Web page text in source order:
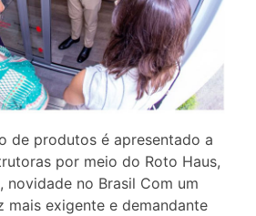
de produtos é apresentado a
por meio do Roto Haus,
novidade no Brasil Com um
mais exigente e demandante